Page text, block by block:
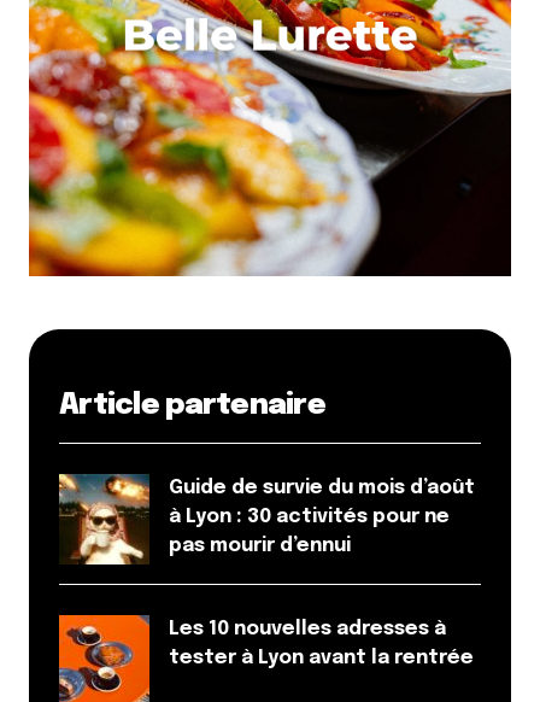
Article partenaire
Guide de survie du mois d’août
à Lyon : 30 activités pour ne
pas mourir d’ennui
Les 10 nouvelles adresses à
tester à Lyon avant la rentrée